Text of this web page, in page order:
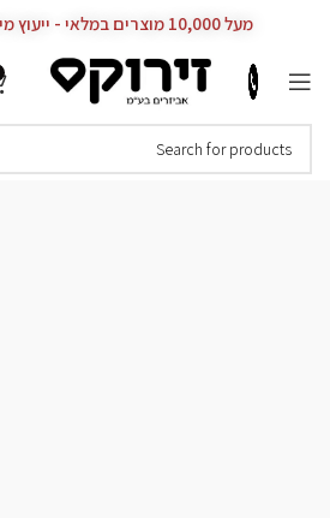
מעל 10,000 מוצרים במלאי - ייעוץ מיידי 050-640-8555